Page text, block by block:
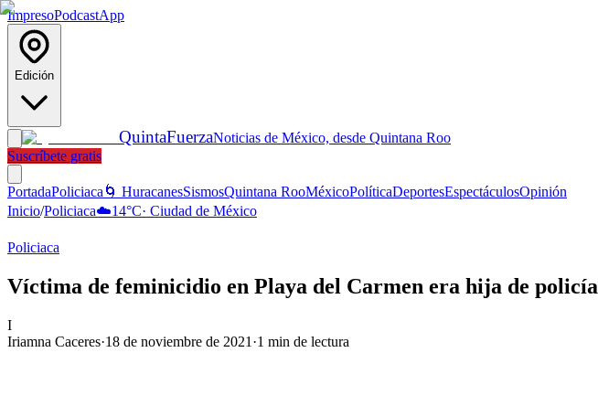
ImpresoPodcastApp
Edición
QuintaFuerzaNoticias de México, desde Quintana Roo
Suscríbete gratis
PortadaPoliciaca 🌀 HuracanesSismosQuintana RooMéxicoPolíticaDeportesEspectáculosOpinión
Inicio/Policiaca☁️14°C· Ciudad de México
Policiaca
Víctima de feminicidio en Playa del Carmen era hija de policía
I
Iriamna Caceres·18 de noviembre de 2021 ·1 min de lectura